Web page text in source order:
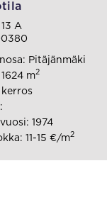
A
Pitäjänmäki
m2
1974
11-15 €/m2